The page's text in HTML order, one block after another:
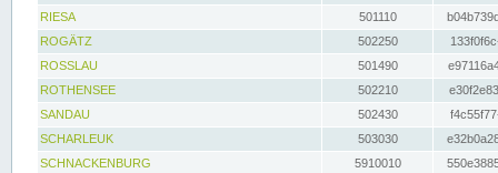
RIESA
501110
ROGÄTZ
502250
ROSSLAU
501490
ROTHENSEE
502210
SANDAU
502430
SCHARLEUK
503030
SCHNACKENBURG
5910010